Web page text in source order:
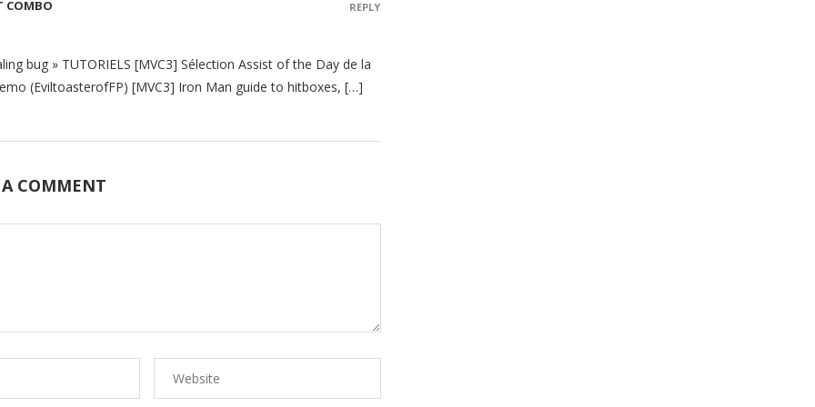
COMBO
bug » TUTORIELS [MVC3] Sélection Assist of the Day de la
(EviltoasterofFP) [MVC3] Iron Man guide to hitboxes, […]
REPLY
COMMENT